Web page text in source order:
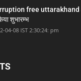
free uttarakhand
शुभारम्भ
04-08 IST 2:30:24: pm